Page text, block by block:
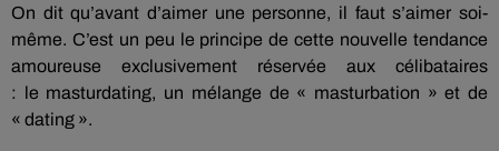
On dit qu’avant d’aimer une personne, il faut s’aimer soi-
même. C’est un peu le principe de cette nouvelle tendance
amoureuse exclusivement réservée aux célibataires
: le masturdating, un mélange de « masturbation » et de
« dating ».